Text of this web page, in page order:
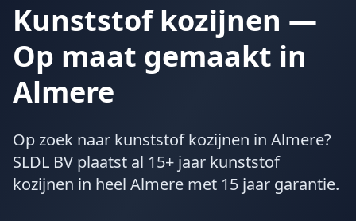
Kunststof kozijnen —
Op maat gemaakt in
Almere
Op zoek naar kunststof kozijnen in Almere?
SLDL BV plaatst al 15+ jaar kunststof
kozijnen in heel Almere met 15 jaar garantie.